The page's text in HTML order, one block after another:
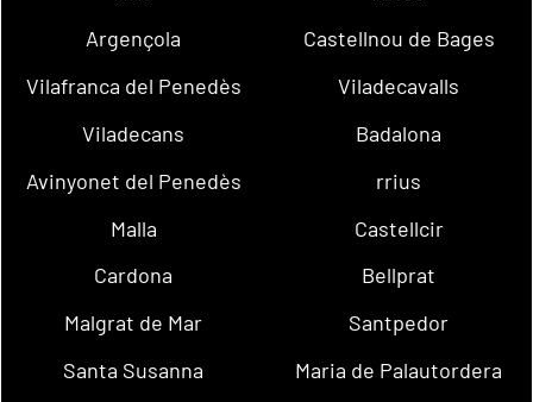
Argençola
Castellnou de Bages
Vilafranca del Penedès
Viladecavalls
Viladecans
Badalona
Avinyonet del Penedès
rrius
Malla
Castellcir
Cardona
Bellprat
Malgrat de Mar
Santpedor
Santa Susanna
Maria de Palautordera